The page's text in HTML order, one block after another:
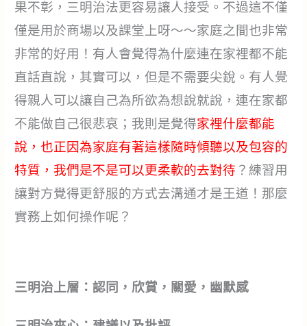
果不彰，三明治法更容易讓人接受。不過這不僅
僅是用於商場以及課堂上呀～～家庭之間也非常
非常的好用！有人會覺得為什麼連在家裡都不能
直話直說，其實可以，但是不需要尖銳。有人覺
得親人可以讓自己為所欲為想說就說，連在家都
不能做自己很悲哀；我則是覺得家裡什麼都能
說，也正因為家庭有著這樣隨時傾聽以及包容的
特質，我們是不是可以更柔軟的去對待 ？練習用
讓對方覺得更舒服的方式去溝通才是王道！那麼
實務上如何操作呢？
三明治上層：認同，欣賞，關愛，幽默感